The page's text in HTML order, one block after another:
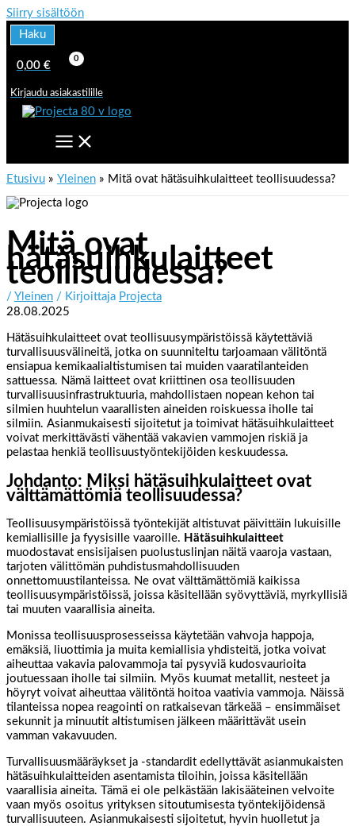
Siirry sisältöön
Haku
0,00 €
Kirjaudu asiakastilille
Etusivu Yleinen Mitä ovat hätäsuihkulaitteet teollisuudessa?
Mitä ovat
hätäsuihkulaitteet
teollisuudessa?
/ Yleinen / Kirjoittaja Projecta
28.08.2025
Hätäsuihkulaitteet ovat teollisuusympäristöissä käytettäviä
turvallisuusvälineitä, jotka on suunniteltu tarjoamaan välitöntä
ensiapua kemikaalialtistumisen tai muiden vaaratilanteiden
sattuessa. Nämä laitteet ovat kriittinen osa teollisuuden
turvallisuusinfrastruktuuria, mahdollistaen nopean kehon tai
silmien huuhtelun vaarallisten aineiden roiskuessa iholle tai
silmiin. Asianmukaisesti sijoitetut ja toimivat hätäsuihkulaitteet
voivat merkittävästi vähentää vakavien vammojen riskiä ja
pelastaa henkiä teollisuustyöntekijöiden keskuudessa.
Johdanto: Miksi hätäsuihkulaitteet ovat
välttämättömiä teollisuudessa?
Teollisuusympäristöissä työntekijät altistuvat päivittäin lukuisille
kemiallisille ja fyysisille vaaroille. Hätäsuihkulaitteet
muodostavat ensisijaisen puolustuslinjan näitä vaaroja vastaan,
tarjoten välittömän puhdistusmahdollisuuden
onnettomuustilanteissa. Ne ovat välttämättömiä kaikissa
teollisuusympäristöissä, joissa käsitellään syövyttäviä, myrkyllisiä
tai muuten vaarallisia aineita.
Monissa teollisuusprosesseissa käytetään vahvoja happoja,
emäksiä, liuottimia ja muita kemiallisia yhdisteitä, jotka voivat
aiheuttaa vakavia palovammoja tai pysyviä kudosvaurioita
joutuessaan iholle tai silmiin. Myös kuumat metallit, nesteet ja
höyryt voivat aiheuttaa välitöntä hoitoa vaativia vammoja. Näissä
tilanteissa nopea reagointi on ratkaisevan tärkeää – ensimmäiset
sekunnit ja minuutit altistumisen jälkeen määrittävät usein
vamman vakavuuden.
Turvallisuusmääräykset ja -standardit edellyttävät asianmukaisten
hätäsuihkulaitteiden asentamista tiloihin, joissa käsitellään
vaarallisia aineita. Tämä ei ole pelkästään lakisääteinen velvoite
vaan myös osoitus yrityksen sitoutumisesta työntekijöidensä
turvallisuuteen. Asianmukaisesti sijoitetut, hyvin huolletut ja